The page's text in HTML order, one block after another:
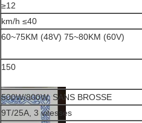
≥12
km/h ≤40
60~75KM (48V) 75~80KM (60V)
150
500W/800W, SANS BROSSE
9T/25A, 3 vitesses